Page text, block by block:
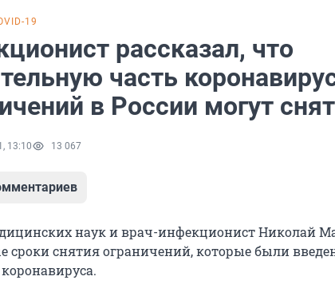
19
рассказал, что
часть
в России могут
13:10 13 067
наук и врач-инфекционист Николай
сроки снятия ограничений, которые были